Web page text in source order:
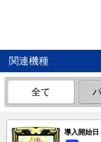
関連機種
全て
導入開始日